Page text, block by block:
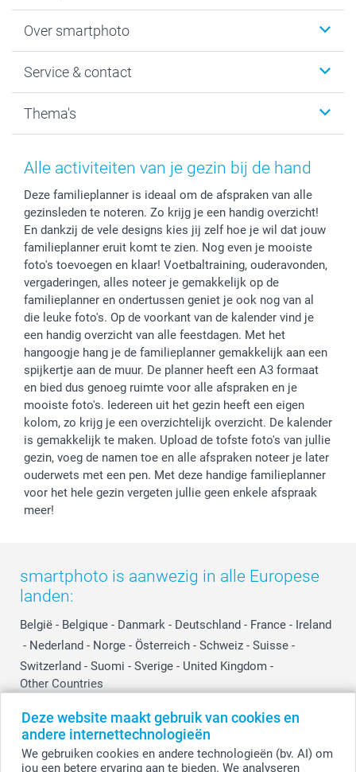
Deze website maakt gebruik van cookies en
andere internettechnologieën
We gebruiken cookies en andere technologieën (bv. AI) om
jou een betere ervaring aan te bieden. We analyseren
Fotoboeken
Fotocadeaus
Kaarten
Over smartphoto
Vacatures
Bestelproces
Herroepingsrecht
Cookiebeleid
Reviews
Prijslijst
Investor Relations
Service & contact
Tevredenheidsgarantie
Mijn orderstatus
smartfriends
service@smartphoto.nl
Affiliate partnerprogramma
Partnerships
Influencer partnerprogramma
Thema's
Baby
Vaderdag
Huwelijk
Alle activiteiten van je gezin bij de hand
Deze familieplanner is ideaal om de afspraken van alle
gezinsleden te noteren. Zo krijg je een handig overzicht!
En dankzij de vele designs kies jij zelf hoe je wil dat jouw
familieplanner eruit komt te zien. Nog even je mooiste
foto's toevoegen en klaar! Voetbaltraining, ouderavonden,
vergaderingen, alles noteer je gemakkelijk op de
familieplanner en ondertussen geniet je ook nog van al
die leuke foto's. Op de voorkant van de kalender vind je
een handig overzicht van alle feestdagen. Met het
hangoogje hang je de familieplanner gemakkelijk aan een
spijkertje aan de muur. De planner heeft een A3 formaat
en bied dus genoeg ruimte voor alle afspraken en je
mooiste foto's. Iedereen uit het gezin heeft een eigen
kolom, zo krijg je een overzichtelijk overzicht. De kalender
is gemakkelijk te maken. Upload de tofste foto's van jullie
gezin, voeg de namen toe en alle afspraken noteer je later
ouderwets met een pen. Met deze handige familieplanner
voor het hele gezin vergeten jullie geen enkele afspraak
meer!
smartphoto is aanwezig in alle Europese
landen:
België - Belgique - Danmark - Deutschland - France - Ireland
- Nederland - Norge - Österreich - Schweiz - Suisse -
Switzerland - Suomi - Sverige - United Kingdom -
Other Countries
Alle prijzen zijn in EURO (€) inclusief BTW en exclusief verzendkosten.